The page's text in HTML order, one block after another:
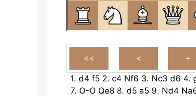
1. d4 f5 2. c4 Nf6 3. Nc3 d6 4.
7. O-O Qe8 8. d5 a5 9. Nd4